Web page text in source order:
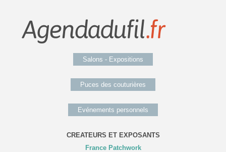
Salons - Expositions
Puces des couturières
Evénements personnels
CREATEURS ET EXPOSANTS
France Patchwork